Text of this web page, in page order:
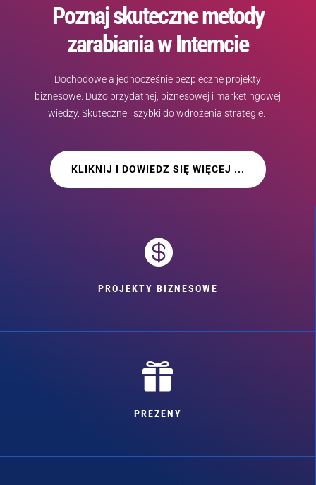
Poznaj skuteczne metody
zarabiania w Interncie
Dochodowe a jednocześnie bezpieczne projekty
biznesowe. Dużo przydatnej, biznesowej i marketingowej
wiedzy. Skuteczne i szybki do wdrożenia strategie.
KLIKNIJ I DOWIEDZ SIĘ WIĘCEJ ...

PROJEKTY BIZNESOWE

PREZENY